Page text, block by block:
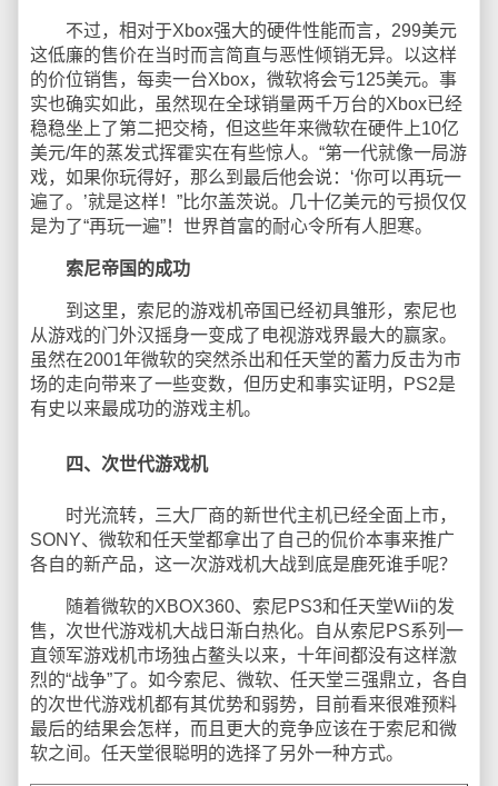
不过，相对于Xbox强大的硬件性能而言，299美元
这低廉的售价在当时而言简直与恶性倾销无异。以这样
的价位销售，每卖一台Xbox，微软将会亏125美元。事
实也确实如此，虽然现在全球销量两千万台的Xbox已经
稳稳坐上了第二把交椅，但这些年来微软在硬件上10亿
美元/年的蒸发式挥霍实在有些惊人。“第一代就像一局游
戏，如果你玩得好，那么到最后他会说：‘你可以再玩一
遍了。’就是这样！”比尔盖茨说。几十亿美元的亏损仅仅
是为了“再玩一遍”！世界首富的耐心令所有人胆寒。
索尼帝国的成功
到这里，索尼的游戏机帝国已经初具雏形，索尼也
从游戏的门外汉摇身一变成了电视游戏界最大的赢家。
虽然在2001年微软的突然杀出和任天堂的蓄力反击为市
场的走向带来了一些变数，但历史和事实证明，PS2是
有史以来最成功的游戏主机。
四、次世代游戏机
时光流转，三大厂商的新世代主机已经全面上市，
SONY、微软和任天堂都拿出了自己的侃价本事来推广
各自的新产品，这一次游戏机大战到底是鹿死谁手呢？
随着微软的XBOX360、索尼PS3和任天堂Wii的发
售，次世代游戏机大战日渐白热化。自从索尼PS系列一
直领军游戏机市场独占鳌头以来，十年间都没有这样激
烈的“战争”了。如今索尼、微软、任天堂三强鼎立，各自
的次世代游戏机都有其优势和弱势，目前看来很难预料
最后的结果会怎样，而且更大的竞争应该在于索尼和微
软之间。任天堂很聪明的选择了另外一种方式。